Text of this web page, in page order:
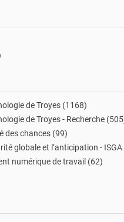
de Troyes (1168résultats
)
de Troyes - Recherche (505
des chances (99résultats
)
globale et l’anticipation -
numérique de travail (62)